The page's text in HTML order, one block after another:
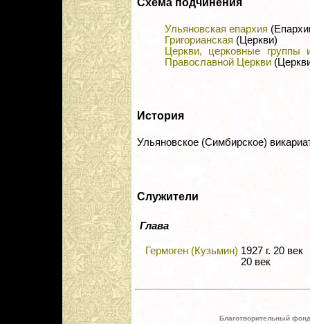
Схема подчинения
Ульяновская епархия
Григорианская (Церкви)
Церкви, церковные
Православной Церкви
История
Ульяновское (Симбирское)
Служители
Глава
Гермоген (Кузьмин) 1927 г. 20
20 век
Благотворительный